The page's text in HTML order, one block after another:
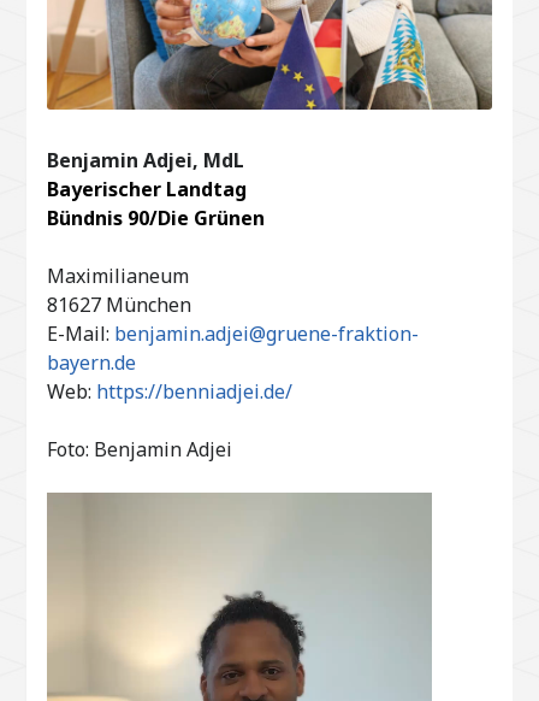
Benjamin Adjei, MdL
Bayerischer Landtag
Bündnis 90/Die Grünen
Maximilianeum
81627 München
E-Mail: benjamin.adjei@gruene-fraktion-
bayern.de
Web: https://benniadjei.de/
Foto: Benjamin Adjei